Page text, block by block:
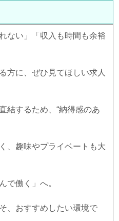
ない」「収入も時間も余裕
方に、ぜひ見てほしい求人
結するため、“納得感のあ
、趣味やプライベートも大
で働く」へ。
、おすすめしたい環境で